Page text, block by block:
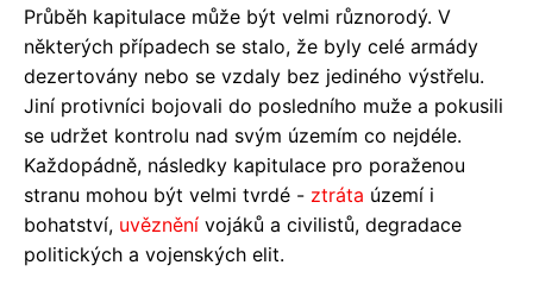
Průběh kapitulace může být velmi různorodý. V
některých případech se stalo, že byly celé armády
dezertovány nebo se vzdaly bez jediného výstřelu.
Jiní protivníci bojovali do posledního muže a pokusili
se udržet kontrolu nad svým územím co nejdéle.
Každopádně, následky kapitulace pro poraženou
stranu mohou být velmi tvrdé - ztráta území i
bohatství, uvěznění vojáků a civilistů, degradace
politických a vojenských elit.